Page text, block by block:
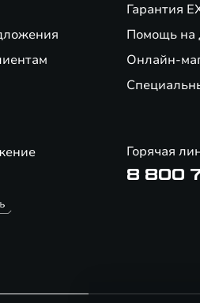
Гарантия
Помощь на
Онлайн-
Горячая
8 800